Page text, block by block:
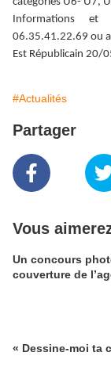
Informations et
06.35.41.22.69 ou
Est Républicain 20/
#Actualités
Partager
Vous
Un concours
couverture de
« Dessine-moi ta